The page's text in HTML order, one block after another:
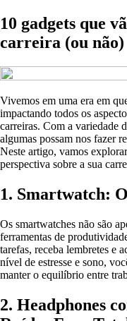
10 gadgets que
carreira (ou não)
Vivemos em uma era em
impactando todos os
carreiras. Com a variedade
algumas possam nos fazer
Neste artigo, vamos
perspectiva sobre a sua
1. Smartwatch:
Os smartwatches não são
ferramentas de
tarefas, receba lembretes e
nível de estresse e sono,
manter o equilíbrio entre
2. Headphones